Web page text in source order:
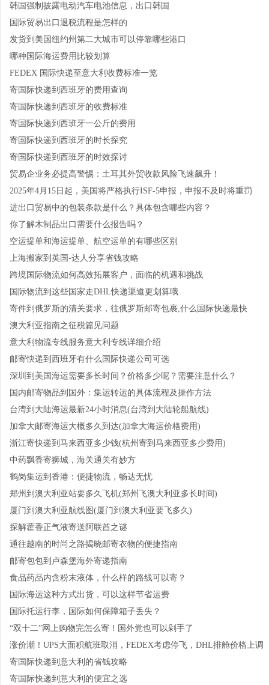
韩国强制披露电动汽车电池信息，出口韩国
国际贸易出口退税流程是怎样的
发货到美国纽约州第二大城市可以停靠哪些港口
哪种国际海运费用比较划算
FEDEX 国际快递至意大利收费标准一览
寄国际快递到西班牙的费用查询
寄国际快递到西班牙的收费标准
寄国际快递到西班牙一公斤的费用
寄国际快递到西班牙的时长探究
寄国际快递到西班牙的时效探讨
贸易企业务必提高警惕：土耳其外贸收款风险飞速飙升！
2025年4月15日起，美国将严格执行ISF-5申报，申报不及时将重罚
进出口贸易中的包装条款是什么？具体包含哪些内容？
你了解木制品出口需要什么报告吗？
空运提单和海运提单、航空运单的有哪些区别
上海搬家到英国-达人分享省钱攻略
跨境国际物流如何高效拓展客户，面临的机遇和挑战
国际物流到这些国家走DHL快递渠道更划算哦
寄件到俄罗斯的清关要求，往俄罗斯邮寄包裹,什么国际快递最快
澳大利亚指南之征税篇见问题
意大利物流专线服务意大利专线详细介绍
邮寄快递到西班牙有什么国际快递公司可选
深圳到美国海运需要多长时间？价格多少呢？需要注意什么？
国内邮寄物品到国外：集运转运的具体流程及操作方法
台湾到大陆海运最新24小时消息(台湾到大陆轮船航线)
加拿大邮寄海运大概多久到达(加拿大海运价格费用)
浙江寄快递到马来西亚多少钱(杭州寄到马来西亚多少费用)
中药飘香寄狮城，海关通关有妙方
鹤岗集运到香港：便捷物流，畅达无忧
郑州到澳大利亚站要多久飞机(郑州飞澳大利亚多长时间)
厦门到澳大利亚航线图(厦门到澳大利亚要飞多久)
探解藿香正气液寄送阿联酋之谜
通往越南的时尚之路揭晓邮寄衣物的便捷指南
邮寄包包到卢森堡海外寄递指南
食品药品内含粉末液体，什么样的路线可以寄？
国际海运这种方式出货，可以这样节省运费
国际托运行李，国际如何保障箱子丢失？
“双十二”网上购物完怎么寄！国外党也可以剁手了
涨价潮！UPS大面积航班取消，FEDEX考虑停飞，DHL排舱价格上调
寄国际快递到意大利的省钱攻略
寄国际快递到意大利的便宜之选